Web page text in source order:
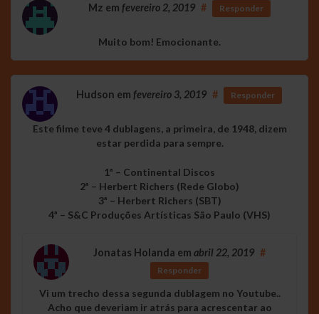
Mz em fevereiro 2, 2019 # Responder
Muito bom! Emocionante.
Hudson em fevereiro 3, 2019 # Responder
Este filme teve 4 dublagens, a primeira, de 1948, dizem
estar perdida para sempre.
1ª – Continental Discos
2ª – Herbert Richers (Rede Globo)
3ª – Herbert Richers (SBT)
4ª – S&C Produções Artísticas São Paulo (VHS)
Jonatas Holanda em abril 22, 2019 #
Responder
Vi um trecho dessa segunda dublagem no Youtube..
Acho que deveriam ir atrás para acrescentar ao